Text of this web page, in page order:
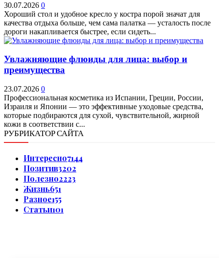
30.07.2026 0
Хороший стол и удобное кресло у костра порой значат для
качества отдыха больше, чем сама палатка — усталость после
дороги накапливается быстрее, если сидеть...
Увлажняющие флюиды для лица: выбор и
преимущества
23.07.2026 0
Профессиональная косметика из Испании, Греции, России,
Израиля и Японии — это эффективные уходовые средства,
которые подбираются для сухой, чувствительной, жирной
кожи в соответствии с...
РУБРИКАТОР САЙТА
Интересно7144
Позитив3202
Полезно2223
Жизнь651
Разное155
Статьи101